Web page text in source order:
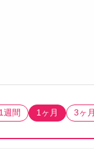
週間 1ヶ月 3ヶ月